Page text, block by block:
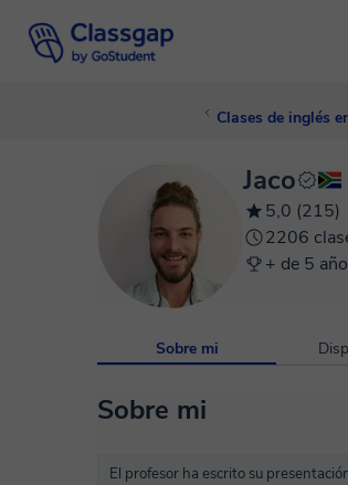
Clases de inglés
Jaco
5,0 (215)
2206
+ de 5
Sobre mi
Sobre mi
El profesor ha escrito su